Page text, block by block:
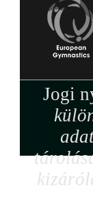
Jogi